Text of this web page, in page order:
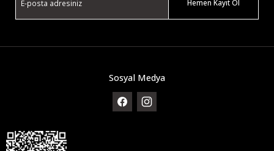
Hemen Kayıt Ol
Sosyal Medya